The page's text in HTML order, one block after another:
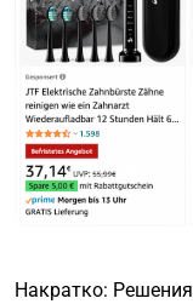
Накратко: